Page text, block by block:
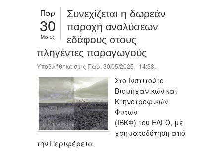
Παρ
30
Μάιος
Συνεχίζεται η δωρεάν
παροχή αναλύσεων
εδάφους στους
πληγέντες παραγωγούς
Υποβλήθηκε στις Παρ, 30/05/2025 - 14:38.
Στο Ινστιτούτο
Βιομηχανικών και
Κτηνοτροφικών
Φυτών
(ΙΒΚΦ) του ΕΛΓΟ, με
χρηματοδότηση από
την Περιφέρεια